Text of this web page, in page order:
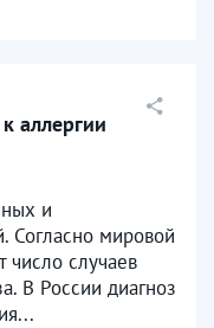
аллергии
и
Согласно мировой
число случаев
В России диагноз